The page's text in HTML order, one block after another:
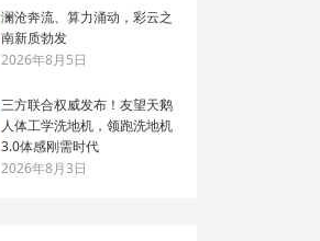
澜沧奔流、算力涌动，彩云之
南新质勃发
2026年8月5日
三方联合权威发布！友望天鹅
人体工学洗地机，领跑洗地机
3.0体感刚需时代
2026年8月3日